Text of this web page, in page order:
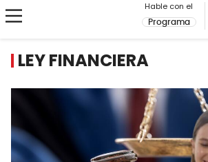
Hable con el
Programa
LEY FINANCIERA